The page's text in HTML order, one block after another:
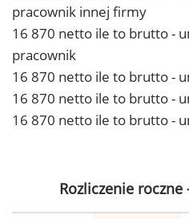
pracownik innej firmy
16 870 netto ile to brutto -
pracownik
16 870 netto ile to brutto -
16 870 netto ile to brutto -
16 870 netto ile to brutto -
Rozliczenie